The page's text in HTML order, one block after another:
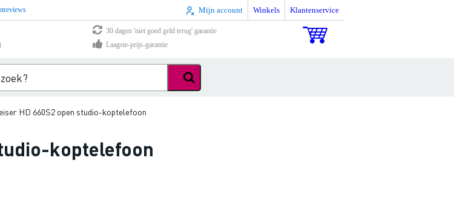
Mijn account Winkels Klantenservice
30 dagen 'niet goed geld terug' garantie
Laagste-prijs-garantie
HD 660S2 open studio-koptelefoon
koptelefoon